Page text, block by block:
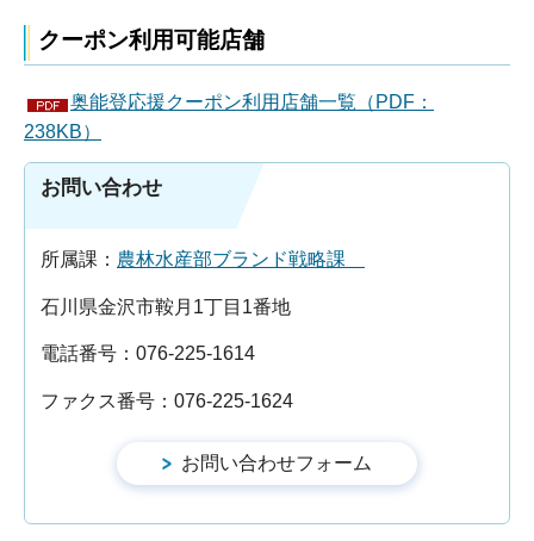
クーポン利用可能店舗
奥能登応援クーポン利用店舗一覧（PDF：
238KB）
お問い合わせ
所属課： 農林水産部ブランド戦略課
石川県金沢市鞍月1丁目1番地
電話番号：076-225-1614
ファクス番号：076-225-1624